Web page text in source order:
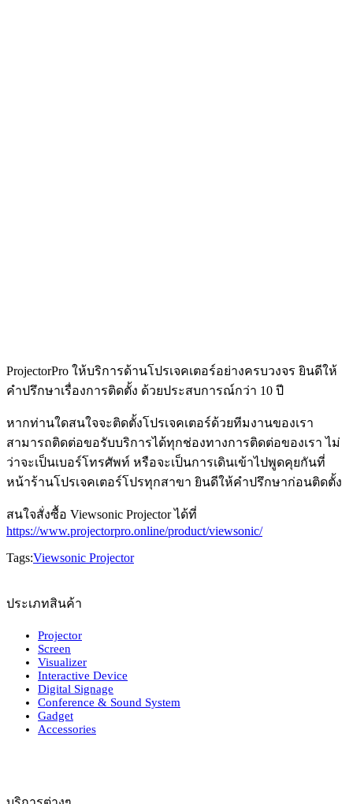
ProjectorPro ให้บริการด้านโปรเจคเตอร์อย่างครบวงจร ยินดีให้
คำปรึกษาเรื่องการติดตั้ง ด้วยประสบการณ์กว่า 10 ปี
หากท่านใดสนใจจะติดตั้งโปรเจคเตอร์ด้วยทีมงานของเรา
สามารถติดต่อขอรับบริการได้ทุกช่องทางการติดต่อของเรา ไม่
ว่าจะเป็นเบอร์โทรศัพท์ หรือจะเป็นการเดินเข้าไปพูดคุยกันที่
หน้าร้านโปรเจคเตอร์โปรทุกสาขา ยินดีให้คำปรึกษาก่อนติดตั้ง
สนใจสั่งซื้อ Viewsonic Projector ได้ที่
https://www.projectorpro.online/product/viewsonic/
Tags:Viewsonic Projector
ประเภทสินค้า
Projector
Screen
Visualizer
Interactive Device
Digital Signage
Conference & Sound System
Gadget
Accessories